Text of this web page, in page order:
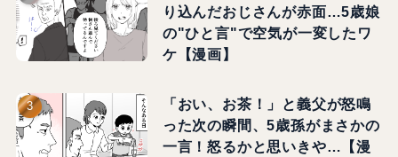
り込んだおじさんが赤面…5歳娘
の"ひと言"で空気が一変したワ
ケ【漫画】
「おい、お茶！」と義父が怒鳴
った次の瞬間、5歳孫がまさかの
一言！怒るかと思いきや…【漫